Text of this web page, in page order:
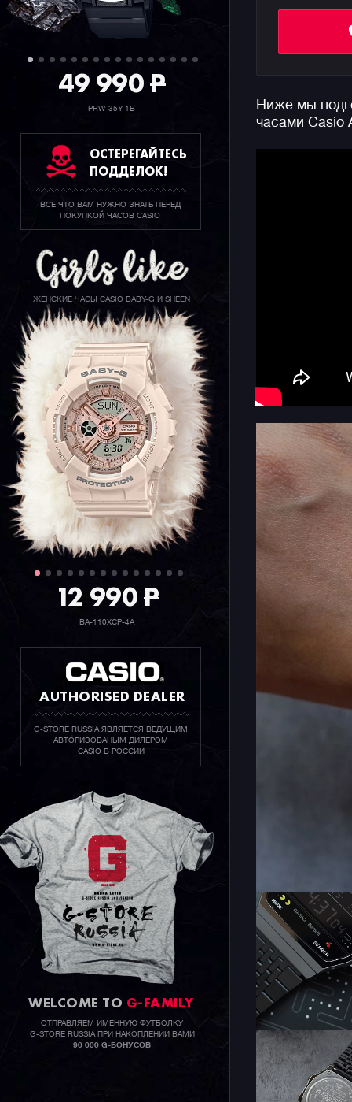
49 990P
PRW-35Y-1B
ОСТЕРЕГАЙТЕСЬ
ПОДДЕЛОК!
ВСЕ ЧТО ВАМ НУЖНО ЗНАТЬ ПЕРЕД
ПОКУПКОЙ ЧАСОВ CASIO
ЖЕНСКИЕ ЧАСЫ CASIO BABY-G И SHEEN
12 990P
BA-110XCP-4A
AUTHORISED DEALER
G-STORE RUSSIA ЯВЛЯЕТСЯ ВЕДУЩИМ
АВТОРИЗОВАНЫМ ДИЛЕРОМ
CASIO В РОССИИ
WELCOME TO G-FAMILY
ОТПРАВЛЯЕМ ИМЕННУЮ ФУТБОЛКУ
G-STORE RUSSIA ПРИ НАКОПЛЕНИИ ВАМИ
90 000 G-БОНУСОВ
части
Внешний
годов
которых
прошлого
часов
Ниже мы
часами Casio